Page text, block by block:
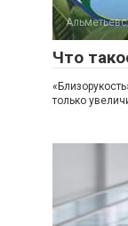
Что
только